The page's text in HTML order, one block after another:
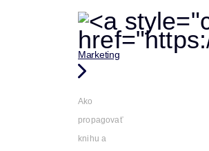
Marketing
Ako
propagovať
knihu a